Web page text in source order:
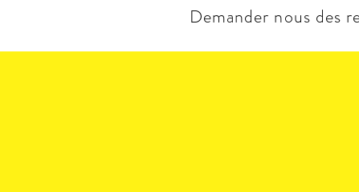
Demander nous des